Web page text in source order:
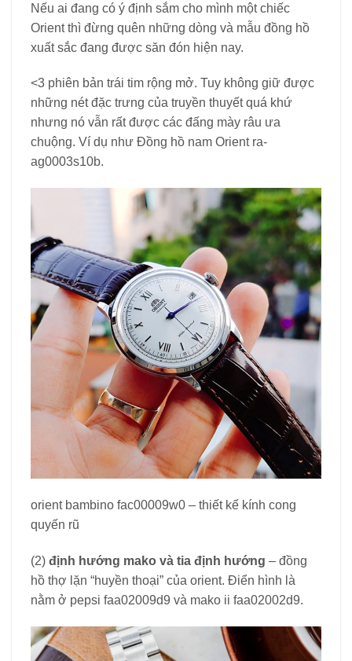
Nếu ai đang có ý định sắm cho mình một chiếc
Orient thì đừng quên những dòng và mẫu đồng hồ
xuất sắc đang được săn đón hiện nay.
<3 phiên bản trái tim rộng mở. Tuy không giữ được
những nét đặc trưng của truyền thuyết quá khứ
nhưng nó vẫn rất được các đấng mày râu ưa
chuộng. Ví dụ như Đồng hồ nam Orient ra-
ag0003s10b.
orient bambino fac00009w0 – thiết kế kính cong
quyến rũ
(2) định hướng mako và tia định hướng – đồng
hồ thợ lặn “huyền thoại” của orient. Điển hình là
nằm ở pepsi faa02009d9 và mako ii faa02002d9.